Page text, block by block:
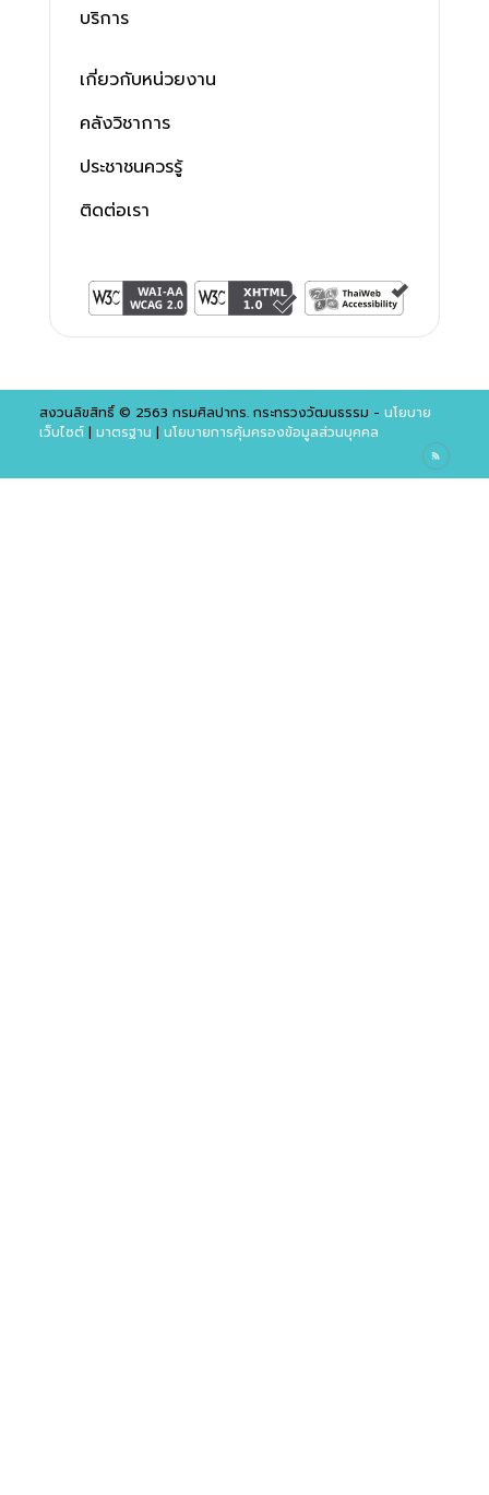
บริการ
เกี่ยวกับหน่วยงาน
คลังวิชาการ
ประชาชนควรรู้
ติดต่อเรา
สงวนลิขสิทธิ์ © 2563 กรมศิลปากร. กระทรวงวัฒนธรรม - นโยบาย
เว็บไซต์| มาตรฐาน | นโยบายการคุ้มครองข้อมูลส่วนบุคคล